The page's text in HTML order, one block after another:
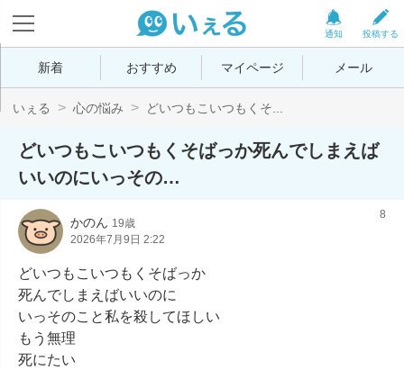
投稿する
通知
新着 おすすめ マイページ メール
いぇる 心の悩み どいつもこいつもくそ...
どいつもこいつもくそばっか死んでしまえば
いいのにいっその…
かのん 19歳
2026年7月9日 2:22
8
どいつもこいつもくそばっか
死んでしまえばいいのに
いっそのこと私を殺してほしい
もう無理
死にたい